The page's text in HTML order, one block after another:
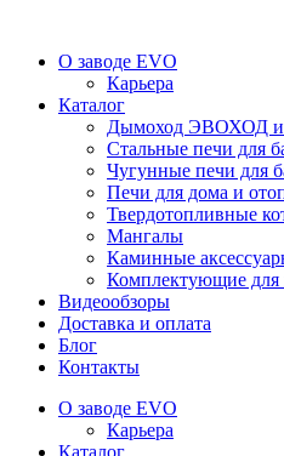
О заводе EVO
Карьера
Каталог
Дымоход ЭВОХОД и
Стальные печи для
Чугунные печи для
Печи для дома и
Твердотопливные
Мангалы
Каминные
Комплектующие для
Видеообзоры
Доставка и оплата
Блог
Контакты
О заводе EVO
Карьера
Каталог